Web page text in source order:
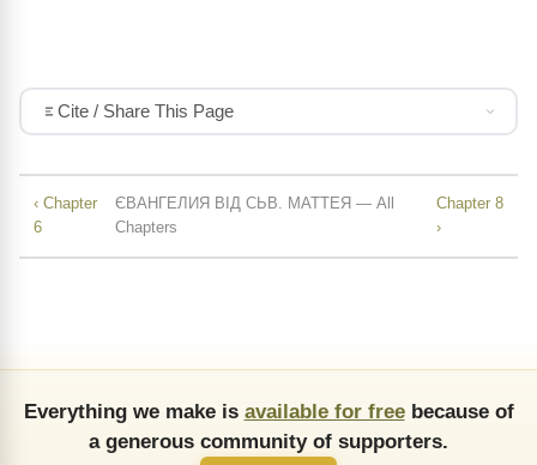
Cite / Share This Page
‹ Chapter
6
ЄВАНГЕЛИЯ ВІД СЬВ. МАТТЕЯ — All
Chapters
Chapter 8
›
Everything we make is available for freebecause of
a generous community of supporters.